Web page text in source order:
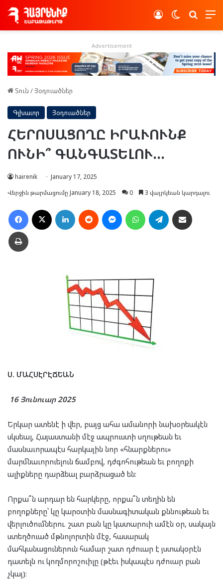
Switch skin
Log In
Advertisement
Տուն /Յօդուածներ
Գլխաւոր Յօդուածներ
ՀԵՐՈՍԱՑՈՂԸ ԻՐԱՒՈՒՆՔ
ՈՒՆԻ՞ ԳԱՆԳԱՏԵԼՈՒ…
hairenik
January 17, 2025
Վերջին թարմացումը January 18, 2025
0 3 վայրկեան կարդալու
Facebook LinkedIn Reddit MessengerWhatsAppTelegram
Տպել
Ս. ՄԱՀՍԷՐԷՃԵԱՆ
16 Յունուար 2025
Երկար ատենէ ի վեր, բայց ահա ամանորի նախօրեակէն
սկսեալ, Հայաստանի մէջ ապրուստի սղութեան եւ
մասնաւորապէս հարկային նոր «հնարքներու»
մարմնաւորուելուն ճամբով, դժգոհութեան եւ բողոքի
ալիքները դարձեալ բարձրացած են:
Որքա՞ն արդար են հարկերը, որքա՞ն տեղին են
բողոքները՝ կը կարօտին մասնագիտական քննութեան եւ
վերլուծումներու. շատ բան կը կատարուի ամէն օր, սակայն
ստեղծուած մթնոլորտին մէջ, հասարակ
մահկանացուներուն համար շատ դժուար է յստակօրէն
դատելն ու կողմորոշուիլը (թէեւ իսկապէս դժուար բան
չկայ):